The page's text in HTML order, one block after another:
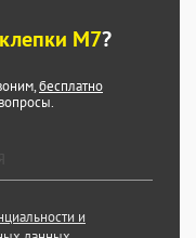
М7?
бесплатно
и